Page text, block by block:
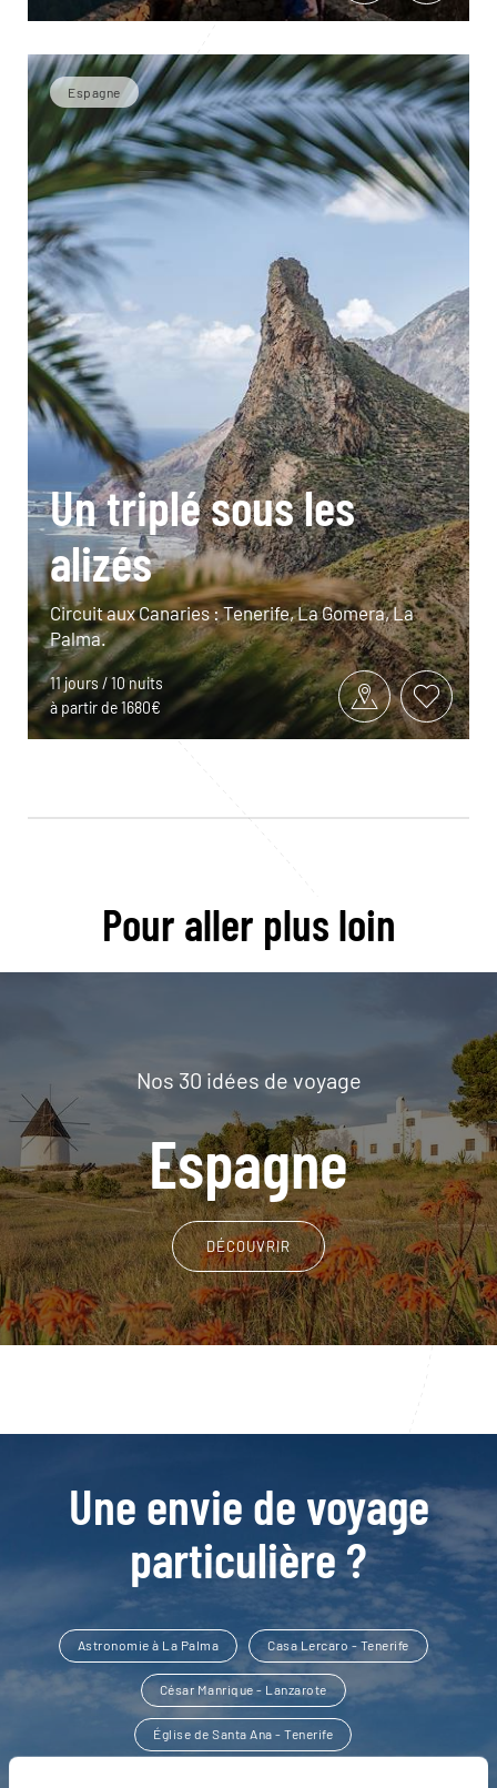
Espagne
Un triplé sous les
alizés
Circuit aux Canaries : Tenerife, La Gomera, La
Palma.
11 jours / 10 nuits
à partir de 1680€
Pour aller plus loin
Nos 30 idées de voyage
Espagne
DÉCOUVRIR
Une envie de voyage
particulière ?
Astronomie à La Palma Casa Lercaro - Tenerife
César Manrique - Lanzarote
Église de Santa Ana - Tenerife